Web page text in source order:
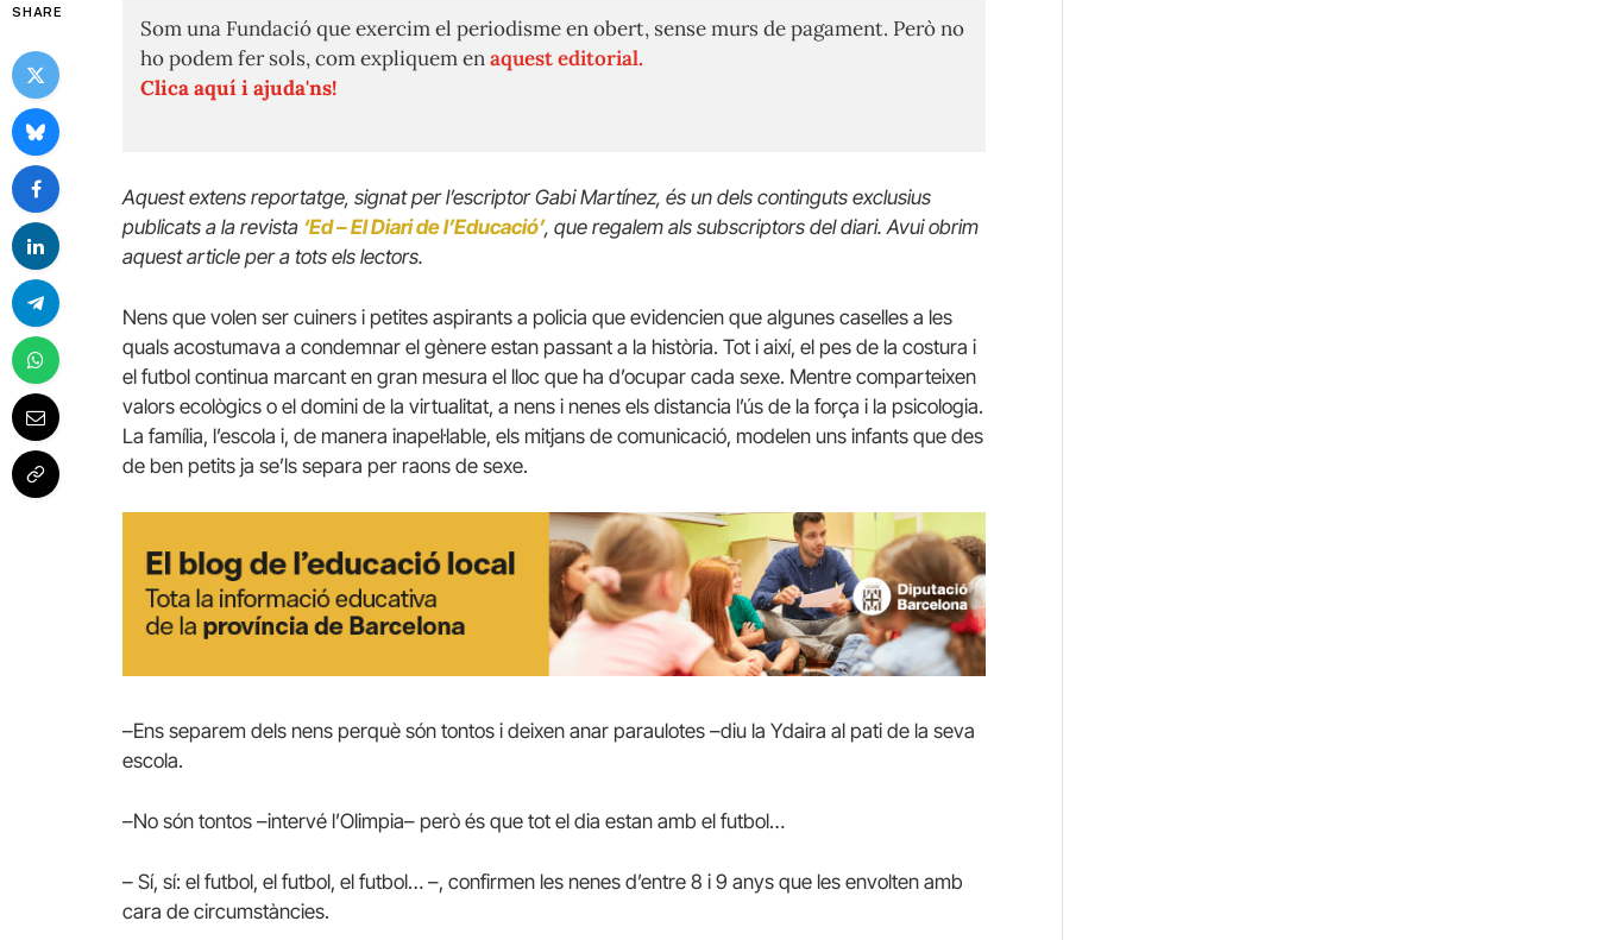
SHARE
Som una Fundació que exercim el periodisme en obert, sense murs de pagament. Però no
ho podem fer sols, com expliquem enaquest editorial.
Clica aquí i ajuda'ns!
Aquest extens reportatge, signat per l’escriptor Gabi Martínez, és un dels continguts exclusius
publicats a la revista ‘Ed – El Diari de l’Educació’, que regalem als subscriptors del diari. Avui obrim
aquest article per a tots els lectors.
Nens que volen ser cuiners i petites aspirants a policia que evidencien que algunes caselles a les
quals acostumava a condemnar el gènere estan passant a la història. Tot i així, el pes de la costura i
el futbol continua marcant en gran mesura el lloc que ha d’ocupar cada sexe. Mentre comparteixen
valors ecològics o el domini de la virtualitat, a nens i nenes els distancia l’ús de la força i la psicologia.
La família, l’escola i, de manera inapel·lable, els mitjans de comunicació, modelen uns infants que des
de ben petits ja se’ls separa per raons de sexe.
–Ens separem dels nens perquè són tontos i deixen anar paraulotes –diu la Ydaira al pati de la seva
escola.
–No són tontos –intervé l’Olimpia– però és que tot el dia estan amb el futbol…
– Sí, sí: el futbol, el futbol, el futbol… –, confirmen les nenes d’entre 8 i 9 anys que les envolten amb
cara de circumstàncies.